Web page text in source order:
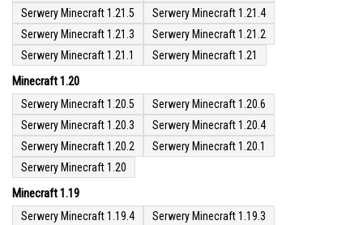
Serwery Minecraft 1.21.5
Serwery Minecraft 1.21.4
Serwery Minecraft 1.21.3
Serwery Minecraft 1.21.2
Serwery Minecraft 1.21.1
Serwery Minecraft 1.21
Minecraft 1.20
Serwery Minecraft 1.20.5
Serwery Minecraft 1.20.6
Serwery Minecraft 1.20.3
Serwery Minecraft 1.20.4
Serwery Minecraft 1.20.2
Serwery Minecraft 1.20.1
Serwery Minecraft 1.20
Minecraft 1.19
Serwery Minecraft 1.19.4
Serwery Minecraft 1.19.3